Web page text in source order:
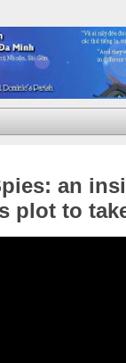
an
plot to